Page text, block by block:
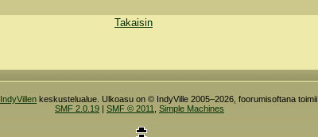
Takaisin
IndyVillenkeskustelualue. Ulkoasu on © IndyVille 2005–2026, foorumisoftana toimii
SMF 2.0.19| SMF © 2011 Simple Machines